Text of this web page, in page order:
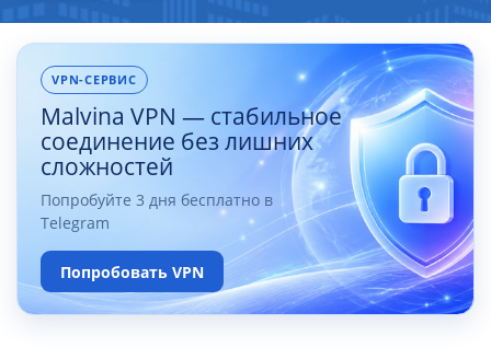
VPN-СЕРВИС
Malvina VPN — стабильное
соединение без лишних
сложностей
Попробуйте 3 дня бесплатно в
Telegram
Попробовать VPN